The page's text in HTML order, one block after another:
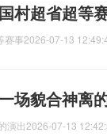
村超省超等
赛事2026-07-13
场貌合神离
演出2026-07-13